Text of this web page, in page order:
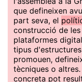
que defineixen
part seva, el
construcció de
plataformes
tipus
promouen,
tècniques o
concreta pot